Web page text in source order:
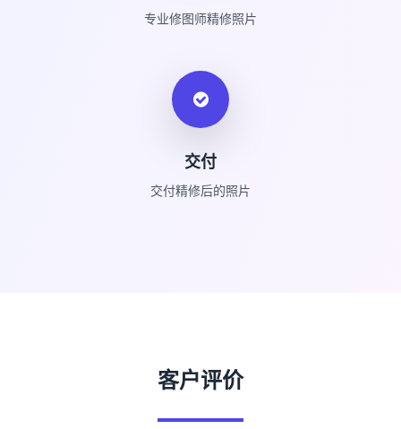
专业修图师精修照片
交付
交付精修后的照片
客户评价